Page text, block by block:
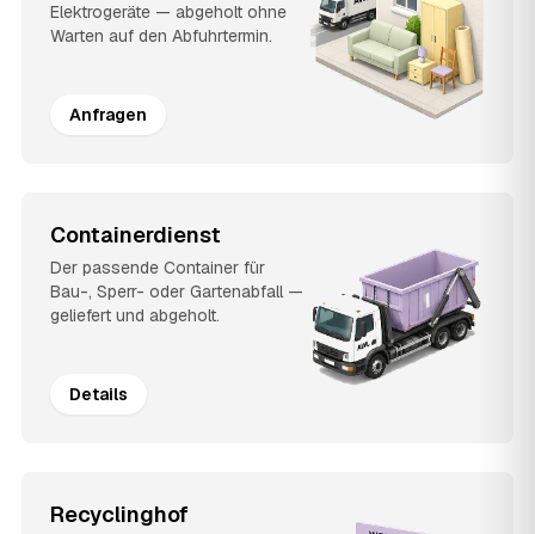
Elektrogeräte — abgeholt ohne
Warten auf den Abfuhrtermin.
Anfragen
Containerdienst
Der passende Container für
Bau-, Sperr- oder Gartenabfall —
geliefert und abgeholt.
Details
Recyclinghof